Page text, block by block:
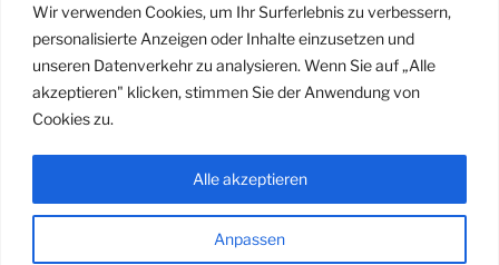
Wir verwenden Cookies, um Ihr Surferlebnis zu verbessern,
personalisierte Anzeigen oder Inhalte einzusetzen und
unseren Datenverkehr zu analysieren. Wenn Sie auf „Alle
akzeptieren" klicken, stimmen Sie der Anwendung von
Cookies zu.
Anpassen
Alle akzeptieren
13. Januar 2026
Veranstaltungen 2026
Prunksitzungen 2025